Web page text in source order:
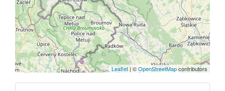
Leaflet |©OpenStreetMapcontributors